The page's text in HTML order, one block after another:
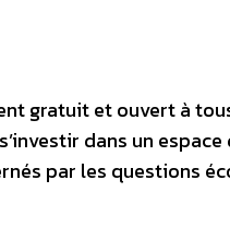
gratuit et ouvert à
dans un
par les questions